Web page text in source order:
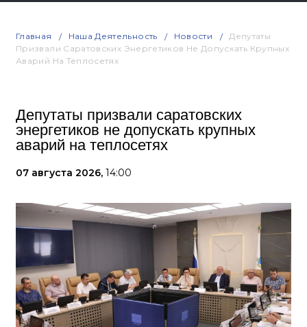
Главная Наша Деятельность Новости
Депутаты
Призвали Саратовских Энергетиков Не Допускать Крупных
Аварий На Теплосетях
Депутаты призвали саратовских
энергетиков не допускать крупных
аварий на теплосетях
07 августа 2026, 14:00